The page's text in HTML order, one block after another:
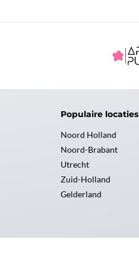
Populaire locaties
Noord Holland
Noord-Brabant
Utrecht
Zuid-Holland
Gelderland